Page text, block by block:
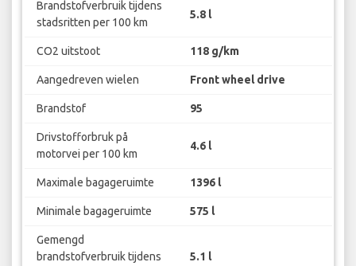
Brandstofverbruik tijdens
stadsritten per 100 km
5.8 l
CO2 uitstoot 118 g/km
Aangedreven wielen Front wheel drive
Brandstof 95
Drivstofforbruk på
motorvei per 100 km
4.6 l
Maximale bagageruimte 1396 l
Minimale bagageruimte 575 l
Gemengd
brandstofverbruik tijdens
5.1 l